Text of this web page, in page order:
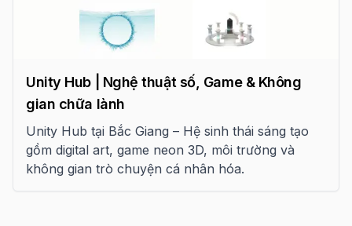
Unity Hub | Nghệ thuật số, Game & Không
gian chữa lành
Unity Hub tại Bắc Giang – Hệ sinh thái sáng tạo
gồm digital art, game neon 3D, môi trường và
không gian trò chuyện cá nhân hóa.